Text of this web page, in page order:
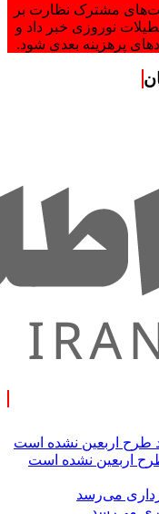
مشترک نظارت بر
نوروزی خبر داد و
پرهزینه بعدی شود.